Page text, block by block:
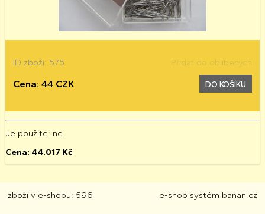
ID zboží: 575 Přidat do oblíbených
Cena: 44 CZK DO KOŠÍKU
Je použité: ne
Cena: 44.017 Kč
zboží v e-shopu: 596 e-shop systém banan.cz